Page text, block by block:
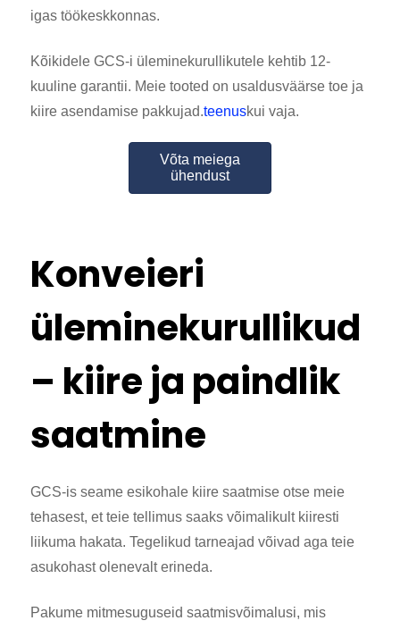
igas töökeskkonnas.
Kõikidele GCS-i üleminekurullikutele kehtib 12-
kuuline garantii. Meie tooted on usaldusväärse toe ja
kiire asendamise pakkujad.teenuskui vaja.
Võta meiega
ühendust
Konveieri
üleminekurullikud
– kiire ja paindlik
saatmine
GCS-is seame esikohale kiire saatmise otse meie
tehasest, et teie tellimus saaks võimalikult kiiresti
liikuma hakata. Tegelikud tarneajad võivad aga teie
asukohast olenevalt erineda.
Pakume mitmesuguseid saatmisvõimalusi, mis